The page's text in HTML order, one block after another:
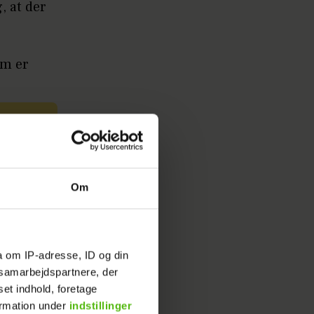
Om
om IP-adresse, ID og din
der
indhold, foretage
under indstillinger
at der
er
så
siger